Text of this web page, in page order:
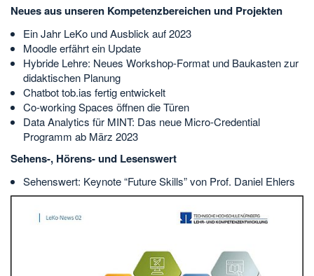
Neues aus unseren Kompetenzbereichen und Projekten
Ein Jahr LeKo und Ausblick auf 2023
Moodle erfährt ein Update
Hybride Lehre: Neues Workshop-Format und Baukasten zur
didaktischen Planung
Chatbot tob.ias fertig entwickelt
Co-working Spaces öffnen die Türen
Data Analytics für MINT: Das neue Micro-Credential
Programm ab März 2023
Sehens-, Hörens- und Lesenswert
Sehenswert: Keynote “Future Skills” von Prof. Daniel Ehlers